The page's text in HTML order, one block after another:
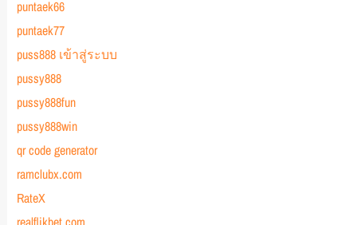
puntaek66
puntaek77
puss888 เข้าสู่ระบบ
pussy888
pussy888fun
pussy888win
qr code generator
ramclubx.com
RateX